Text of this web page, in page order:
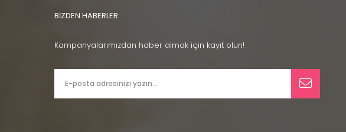
BİZDEN HABERLER
Kampanyalarımızdan haber almak için kayıt olun!